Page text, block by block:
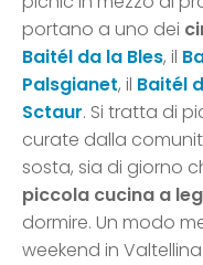
portano a uno dei
Baitél da la Bles, il
Palsgianet, il Baitél
Sctaur. Si tratta di
curate dalla
sosta, sia di giorno
piccola cucina a
dormire. Un modo
weekend in